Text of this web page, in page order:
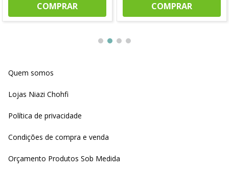
COMPRAR COMPRAR
Quem somos
Lojas Niazi Chohfi
Política de privacidade
Condições de compra e venda
Orçamento Produtos Sob Medida